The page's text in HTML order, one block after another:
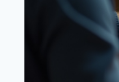
она